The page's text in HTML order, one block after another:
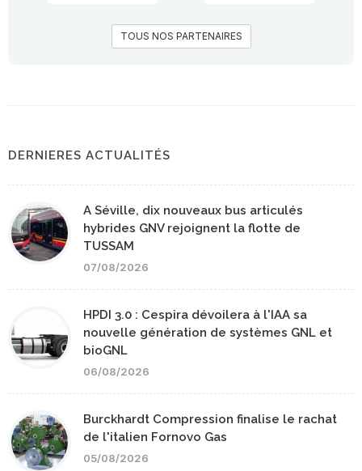
TOUS NOS PARTENAIRES
DERNIERES ACTUALITÉS
A Séville, dix nouveaux bus articulés
hybrides GNV rejoignent la flotte de
TUSSAM
07/08/2026
HPDI 3.0 : Cespira dévoilera à l'IAA sa
nouvelle génération de systèmes GNL et
bioGNL
06/08/2026
Burckhardt Compression finalise le rachat
de l'italien Fornovo Gas
05/08/2026